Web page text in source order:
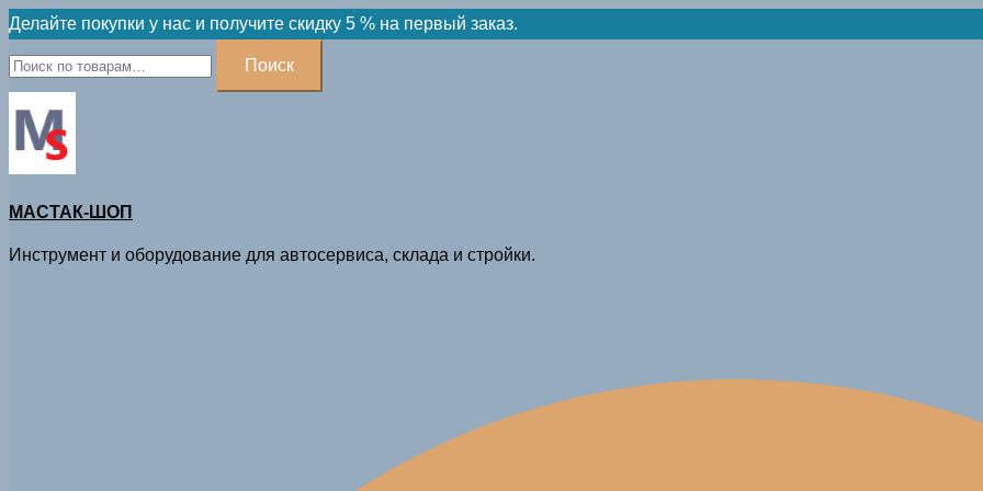
Skip
to
content
Делайте покупки у нас и получите скидку 5 % на первый заказ.
Искать:
Поиск
МАСТАК-ШОП
Инструмент и оборудование для автосервиса, склада и стройки.